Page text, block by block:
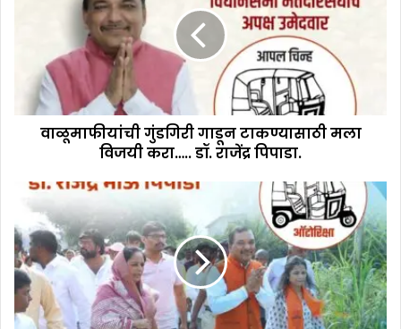
वाळूमाफीयांची गुंडगिरी गाडून टाकण्यासाठी मला
विजयी करा….. डॉ. राजेंद्र पिपाडा.